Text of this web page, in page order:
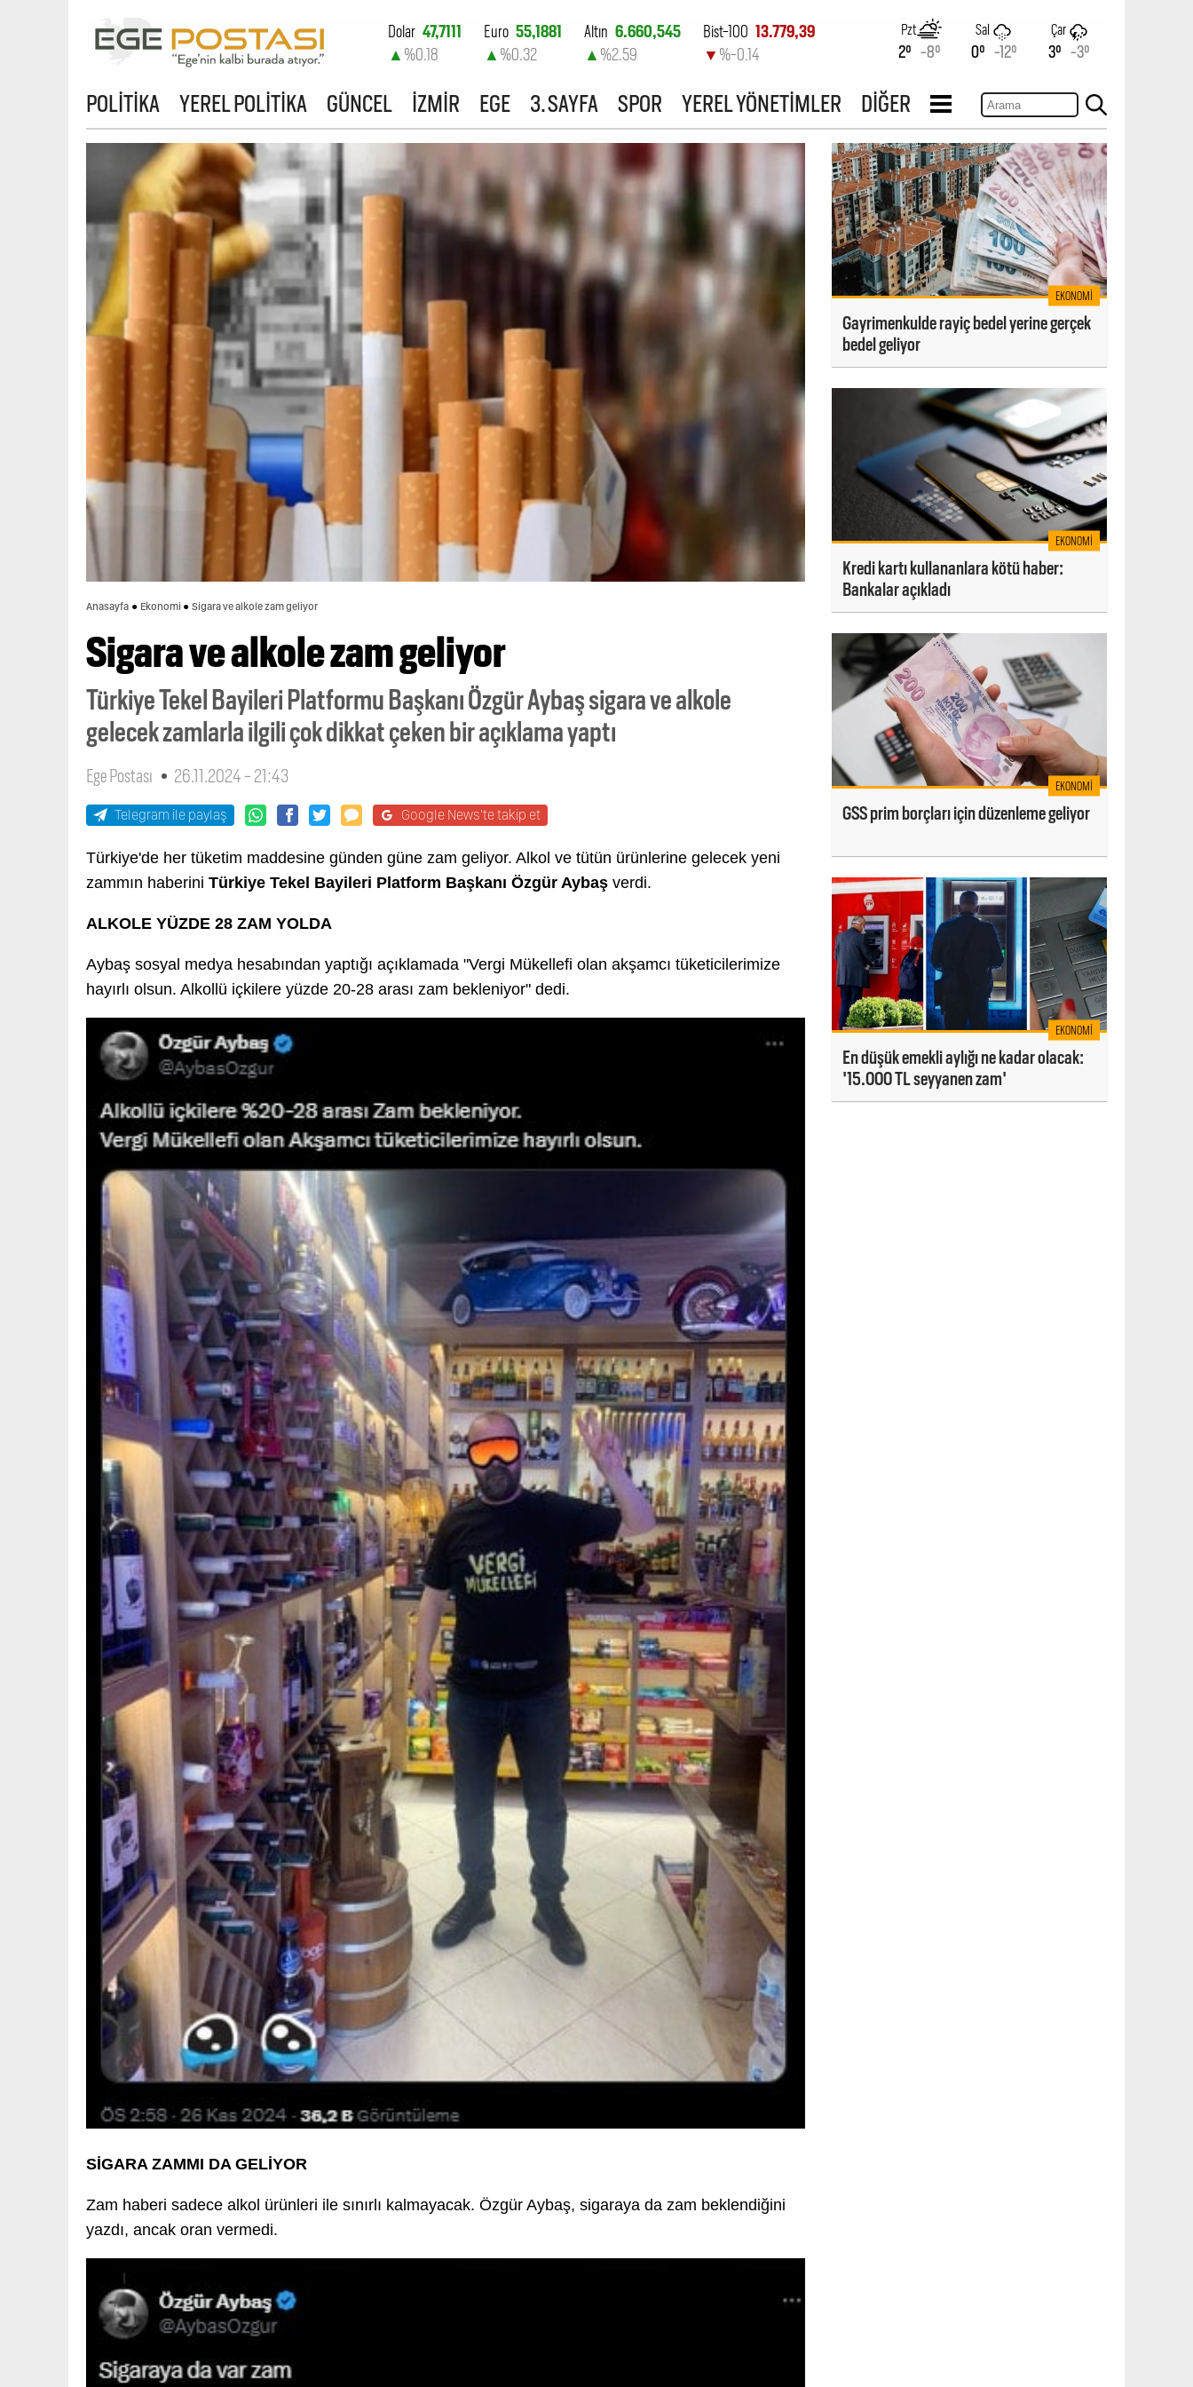
Dolar 47,7111
▲ %0.18
Euro 55,1881
▲ %0.32
Altın 6.660,545
▲ %2.59
Bist-100 13.779,39
▼ %-0.14
Pzt
2° -8°
Sal
0° -12°
Çar
3° -3°
POLİTİKA YEREL POLİTİKA GÜNCEL İZMİR EGE 3. SAYFA SPOR YEREL YÖNETİMLER DİĞER
Anasayfa Ekonomi Sigara ve alkole zam geliyor
Sigara ve alkole zam geliyor
Türkiye Tekel Bayileri Platformu Başkanı Özgür Aybaş sigara ve alkole
gelecek zamlarla ilgili çok dikkat çeken bir açıklama yaptı
Ege Postası 26.11.2024 - 21:43
Telegram ile paylaş Google News'te takip et
Türkiye'de her tüketim maddesine günden güne zam geliyor. Alkol ve tütün ürünlerine gelecek yeni
zammın haberini Türkiye Tekel Bayileri Platform Başkanı Özgür Aybaş verdi.
ALKOLE YÜZDE 28 ZAM YOLDA
Aybaş sosyal medya hesabından yaptığı açıklamada "Vergi Mükellefi olan akşamcı tüketicilerimize
hayırlı olsun. Alkollü içkilere yüzde 20-28 arası zam bekleniyor" dedi.
SİGARA ZAMMI DA GELİYOR
Zam haberi sadece alkol ürünleri ile sınırlı kalmayacak. Özgür Aybaş, sigaraya da zam beklendiğini
yazdı, ancak oran vermedi.
EKONOMI
Gayrimenkulde rayiç bedel yerine gerçek
bedel geliyor
EKONOMI
Kredi kartı kullananlara kötü haber:
Bankalar açıkladı
EKONOMI
GSS prim borçları için düzenleme geliyor
EKONOMI
En düşük emekli aylığı ne kadar olacak:
'15.000 TL seyyanen zam'